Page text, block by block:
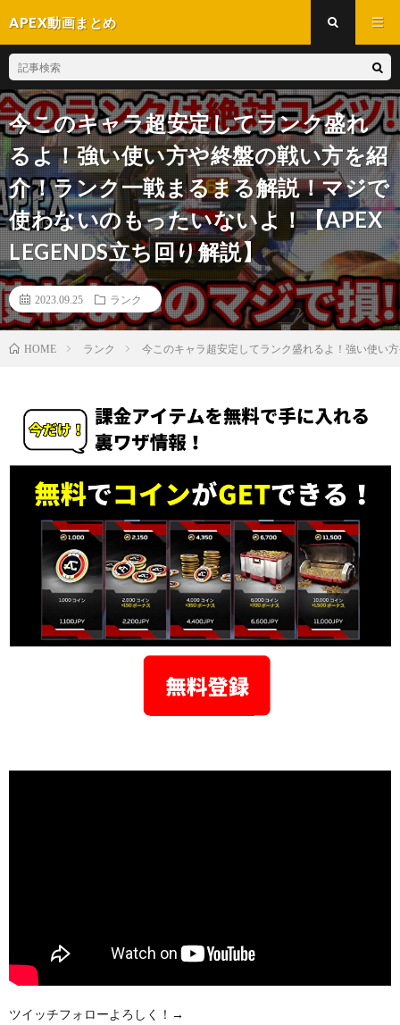
APEX動画まとめ
今このキャラ超安定してランク盛れ
るよ！強い使い方や終盤の戦い方を紹
介！ランク一戦まるまる解説！マジで
使わないのもったいないよ！【APEX
LEGENDS立ち回り解説】
2023.09.25 ランク
HOME ランク 今このキャラ超安定してランク盛れるよ！強い使い
ツイッチフォローよろしく！→